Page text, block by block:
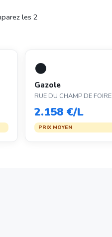
les 2
⚫
Gazole
RUE DU CHAMP DE FOIRE
2.158 €/L
PRIX MOYEN